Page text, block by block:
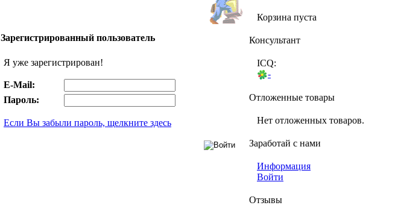
Зарегистрированный пользователь
Я уже зарегистрирован!
E-Mail:
Пароль:
Если Вы забыли пароль, щелкните здесь
Корзина пуста
Консультант
ICQ:
-
Отложенные товары
Нет отложенных товаров.
Заработай с нами
Информация
Войти
Отзывы